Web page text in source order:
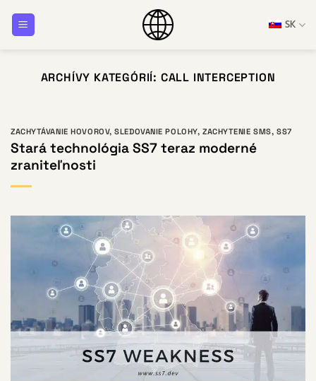
SK
ARCHÍVY KATEGÓRIÍ: CALL INTERCEPTION
ZACHYTÁVANIE HOVOROV,SLEDOVANIE POLOHY, ZACHYTENIE SMS, SS7
Stará technológia SS7 teraz moderné
zraniteľnosti